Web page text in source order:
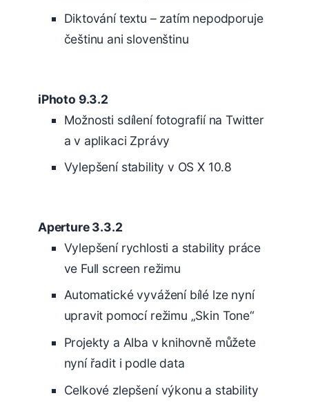
Diktování textu – zatím nepodporuje
češtinu ani slovenštinu
iPhoto 9.3.2
Možnosti sdílení fotografií na Twitter
a v aplikaci Zprávy
Vylepšení stability v OS X 10.8
Aperture 3.3.2
Vylepšení rychlosti a stability práce
ve Full screen režimu
Automatické vyvážení bílé lze nyní
upravit pomocí režimu „Skin Tone“
Projekty a Alba v knihovně můžete
nyní řadit i podle data
Celkové zlepšení výkonu a stability